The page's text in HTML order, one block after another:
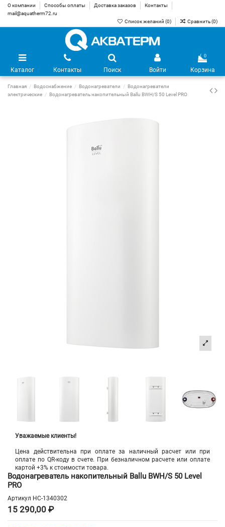
О компании Способы оплаты Доставка заказов
Контакты
mail@aquatherm72.ru
Список желаний (0) Сравнить (0)
Каталог Контакты Поиск Войти
0
Корзина
Главная Водоснабжение Водонагреватели
Водонагреватели
электрические
Водонагреватель накопительный Ballu BWH/S 50 Level PRO
Уважаемые клиенты!
Цена действительна при оплате за наличный расчет или при
оплате по QR-коду в счете. При безналичном расчете или оплате
картой +3% к стоимости товара.
Водонагреватель накопительный Ballu BWH/S 50 Level
PRO
Артикул НС-1340302
15 290,00 ₽